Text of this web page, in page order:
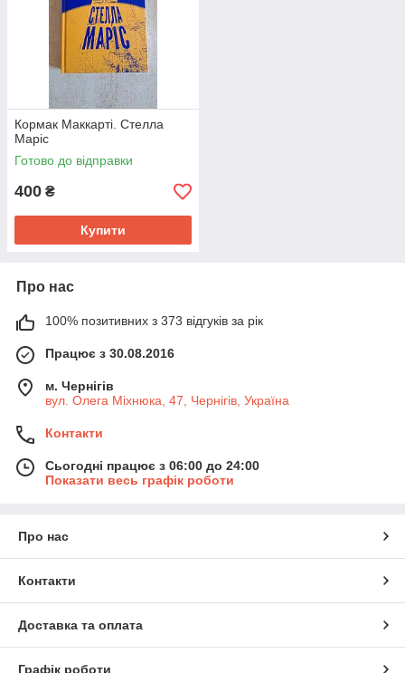
Кормак Маккарті. Стелла
Маріс
Готово до відправки
400 ₴
Купити
Про нас
100% позитивних з 373 відгуків за рік
Працює з 30.08.2016
м. Чернігів
вул. Олега Міхнюка, 47, Чернігів, Україна
Контакти
Сьогодні працює з 06:00 до 24:00
Показати весь графік роботи
Про нас
Контакти
Доставка та оплата
Графік роботи